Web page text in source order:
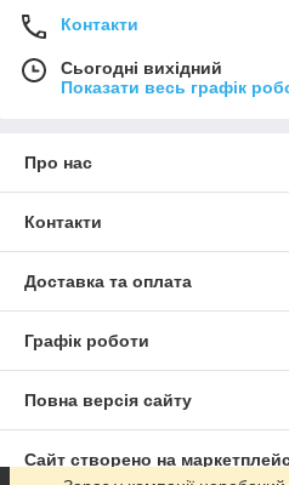
Контакти
Сьогодні вихідний
Показати весь графік
Про нас
Контакти
Доставка та оплата
Графік роботи
Повна версія сайту
Сайт створено на